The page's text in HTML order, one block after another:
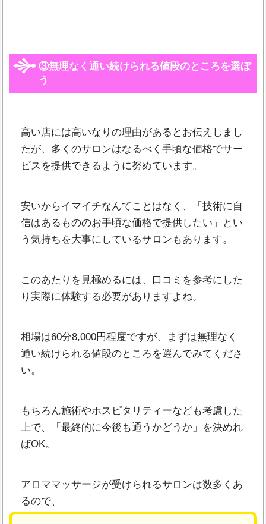
③無理なく通い続けられる値段のところを選ぼ
う
高い店には高いなりの理由があるとお伝えしまし
たが、多くのサロンはなるべく手頃な価格でサー
ビスを提供できるように努めています。
安いからイマイチなんてことはなく、「技術に自
信はあるもののお手頃な価格で提供したい」とい
う気持ちを大事にしているサロンもあります。
このあたりを見極めるには、口コミを参考にした
り実際に体験する必要がありますよね。
相場は60分8,000円程度ですが、まずは無理なく
通い続けられる値段のところを選んでみてくださ
い。
もちろん施術やホスピタリティーなども考慮した
上で、「最終的に今後も通うかどうか」を決めれ
ばOK。
アロママッサージが受けられるサロンは数多くあ
るので、